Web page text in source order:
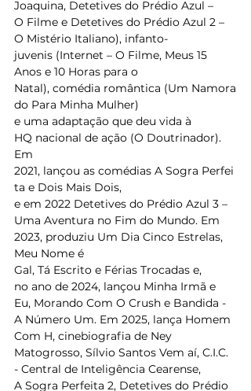
Joaquina, Detetives do Prédio Azul –
O Filme e Detetives do Prédio Azul 2 –
O Mistério Italiano), infanto-
juvenis (Internet – O Filme, Meus 15
Anos e 10 Horas para o
Natal), comédia romântica (Um Namora
do Para Minha Mulher)
e uma adaptação que deu vida à
HQ nacional de ação (O Doutrinador).
Em
2021, lançou as comédias A Sogra Perfei
ta e Dois Mais Dois,
e em 2022 Detetives do Prédio Azul 3 –
Uma Aventura no Fim do Mundo. Em
2023, produziu Um Dia Cinco Estrelas,
Meu Nome é
Gal, Tá Escrito e Férias Trocadas e,
no ano de 2024, lançou Minha Irmã e
Eu, Morando Com O Crush e Bandida -
A Número Um. Em 2025, lança Homem
Com H, cinebiografia de Ney
Matogrosso, Sílvio Santos Vem aí, C.I.C.
- Central de Inteligência Cearense,
A Sogra Perfeita 2, Detetives do Prédio